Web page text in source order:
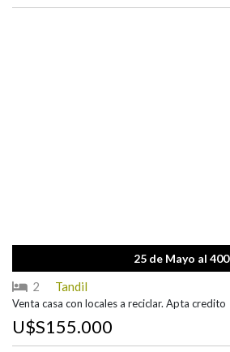
25 de Mayo al 400
2 Tandil
Venta casa con locales a reciclar. Apta credito
U$S155.000